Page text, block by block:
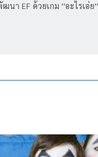
ฒนา EF ด้วยเกม “อะไรเ